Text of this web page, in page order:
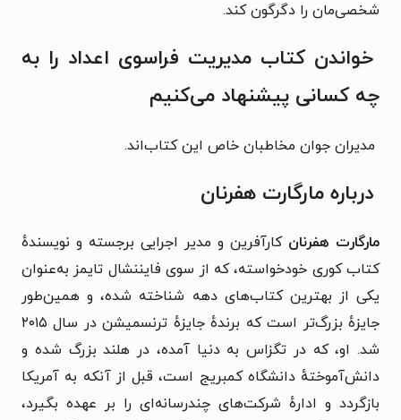
شخصی‌مان را دگرگون کند.
خواندن کتاب مدیریت فراسوی اعداد را به
چه کسانی پیشنهاد می‌کنیم
مدیران جوان مخاطبان خاص این کتاب‌اند.
درباره مارگارت هفرنان
مارگارت هفرنان کارآفرین و مدیر اجرایی برجسته و نویسندهٔ
کتاب کوری خودخواسته، که از سوی فایننشال تایمز به‌عنوان
یکی از بهترین کتاب‌های دهه شناخته شده، و همین‌طور
جایزهٔ بزرگ‌تر است که برندهٔ جایزهٔ ترنسمیشن در سال ۲۰۱۵
شد. او، که در تگزاس به دنیا آمده، در هلند بزرگ شده و
دانش‌آموختهٔ دانشگاه کمبریج است، قبل از آنکه به آمریکا
بازگردد و ادارهٔ شرکت‌های چندرسانه‌ای را بر عهده بگیرد،